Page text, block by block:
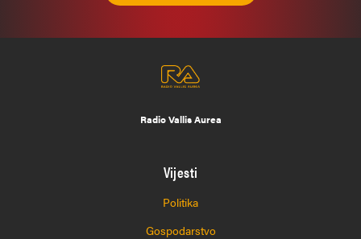
Radio Vallis Aurea
Vijesti
Politika
Gospodarstvo